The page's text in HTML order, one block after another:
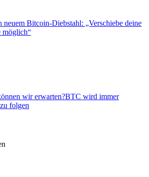
neuem Bitcoin-Diebstahl: „Verschiebe deine
möglich“
wir erwarten?BTC wird immer
folgen